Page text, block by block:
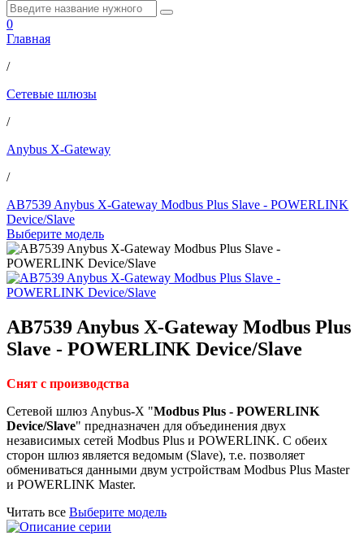
0
Главная
/
Сетевые шлюзы
/
Anybus X-Gateway
/
AB7539 Anybus X-Gateway Modbus Plus Slave - POWERLINK
Device/Slave
Выберите модель
AB7539 Anybus X-Gateway Modbus Plus
Slave - POWERLINK Device/Slave
Снят с производства
Сетевой шлюз Anybus-X "Modbus Plus - POWERLINK
Device/Slave" предназначен для объединения двух
независимых сетей Modbus Plus и POWERLINK. С обеих
сторон шлюз является ведомым (Slave), т.е. позволяет
обмениваться данными двум устройствам Modbus Plus Master
и POWERLINK Master.
Читать все Выберите модель